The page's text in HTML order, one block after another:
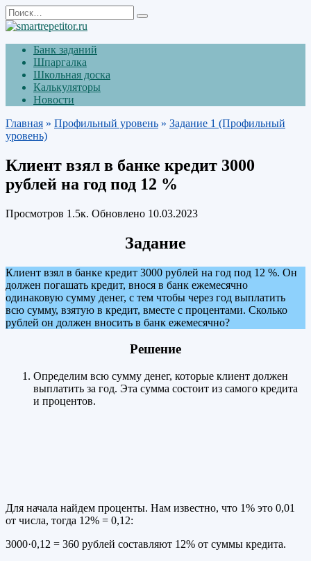
Перейти
к
содержанию
Search
for:
Банк заданий
Шпаргалка
Школьная доска
Калькуляторы
Новости
Главная » Профильный уровень » Задание 1 (Профильный
уровень)
Клиент взял в банке кредит 3000
рублей на год под 12 %
Просмотров 1.5к. Обновлено 10.03.2023
Задание
Клиент взял в банке кредит 3000 рублей на год под 12 %. Он
должен погашать кредит, внося в банк ежемесячно
одинаковую сумму денег, с тем чтобы через год выплатить
всю сумму, взятую в кредит, вместе с процентами. Сколько
рублей он должен вносить в банк ежемесячно?
Решение
Определим всю сумму денег, которые клиент должен
выплатить за год. Эта сумма состоит из самого кредита
и процентов.
Для начала найдем проценты. Нам известно, что 1% это 0,01
от числа, тогда 12% = 0,12:
3000·0,12 = 360 рублей составляют 12% от суммы кредита.